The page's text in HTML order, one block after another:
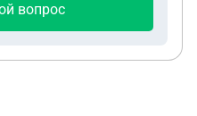
и составления
- судебным
вопрос